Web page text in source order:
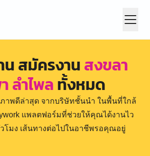
น สมัครงานสงขลา
ลำไพลทั้งหมด
าพดีล่าสุด จากบริษัทชั้นนำ ในพื้นที่ใกล้
แพลตฟอร์มที่ช่วยให้คุณได้งานไว
วโมง เส้นทางต่อไปในอาชีพรอคุณอยู่